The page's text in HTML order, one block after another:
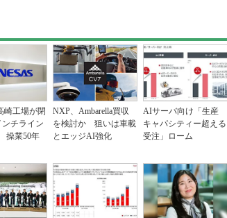
崎工場が閉
チライン
操業50年
NXP、Ambarella買収
を検討か 狙いは車載
とエッジAI強化
AIサーバ向け「生産
キャパシティー超える
受注」ローム